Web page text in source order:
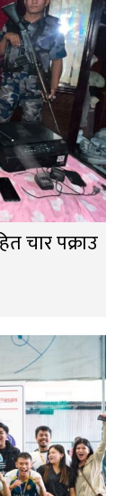
चार पक्राउ